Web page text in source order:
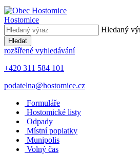
Hostomice
Hledaný
Hledat
rozšířené vyhledávání
+420 311 584 101
podatelna@hostomice.cz
Formuláře
Hostomické listy
Odpady
Místní poplatky
Munipolis
Volný čas